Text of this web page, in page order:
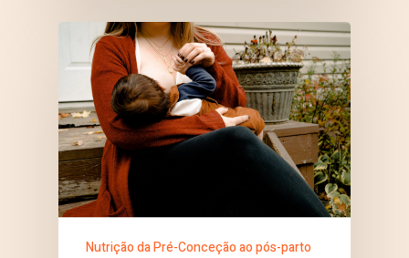
Nutrição da Pré-Conceção ao pós-parto